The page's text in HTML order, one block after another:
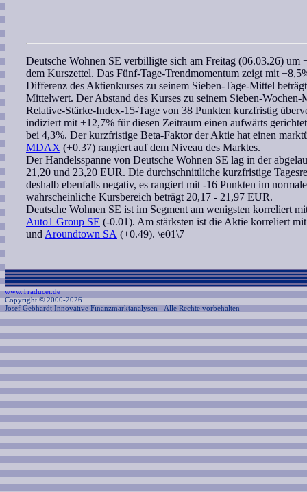
Deutsche Wohnen SE verbilligte sich am Freitag (06.03.26) um
dem Kurszettel. Das Fünf-Tage-Trendmomentum zeigt mit
Differenz des Aktienkurses zu seinem Sieben-Tage-Mittel
Mittelwert. Der Abstand des Kurses zu seinem Sieben-Wochen-
Relative-Stärke-Index-15-Tage von 38 Punkten kurzfristig
indiziert mit +12,7% für diesen Zeitraum einen aufwärts
bei 4,3%. Der kurzfristige Beta-Faktorder Aktie hat einen
MDAX (+0.37) rangiert auf dem Niveau des Marktes.
Der Handelsspanne von Deutsche Wohnen SE lag in der
21,20 und 23,20 EUR. Die durchschnittliche kurzfristige
deshalb ebenfalls negativ, es rangiert mit -16 Punkten im
wahrscheinliche Kursbereich beträgt 20,17 - 21,97 EUR.
Deutsche Wohnen SE ist im Segment am wenigsten korreliert
Auto1 Group SE (-0.01). Am stärksten ist die Aktie korreliert
und Aroundtown SA (+0.49). \e01\7
www.Traducer.de
Copyright © 2000-2026
Josef Gebhardt Innovative Finanzmarktanalysen - Alle Rechte vorbehalten